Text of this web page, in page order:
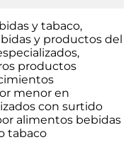
y tabaco,
y productos del
productos
menor en
con surtido
alimentos bebidas
tabaco